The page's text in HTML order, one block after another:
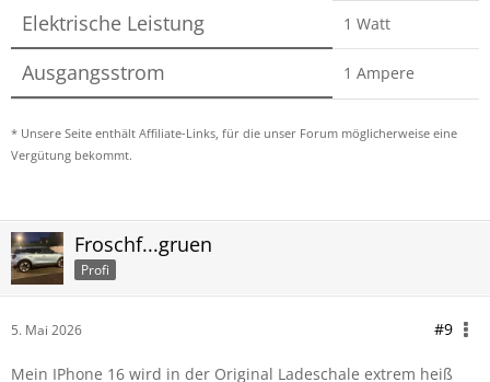
Elektrische Leistung 1 Watt
Ausgangsstrom 1 Ampere
* Unsere Seite enthält Affiliate-Links, für die unser Forum möglicherweise eine
Vergütung bekommt.
Froschf...gruen
Profi
5. Mai 2026 #9
Mein IPhone 16 wird in der Original Ladeschale extrem heiß